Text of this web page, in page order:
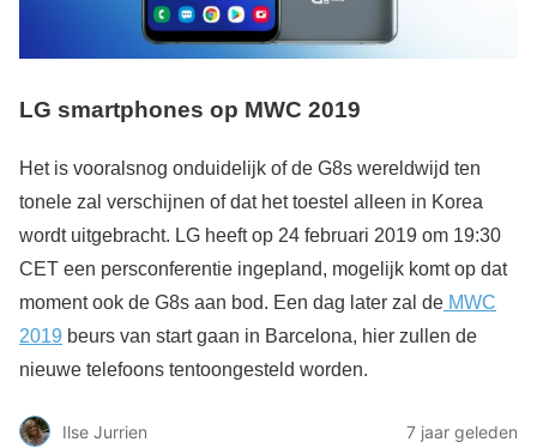
LG smartphones op MWC 2019
Het is vooralsnog onduidelijk of de G8s wereldwijd ten
tonele zal verschijnen of dat het toestel alleen in Korea
wordt uitgebracht. LG heeft op 24 februari 2019 om 19:30
CET een persconferentie ingepland, mogelijk komt op dat
moment ook de G8s aan bod. Een dag later zal de MWC
2019 beurs van start gaan in Barcelona, hier zullen de
nieuwe telefoons tentoongesteld worden.
Ilse Jurrien
7 jaar geleden